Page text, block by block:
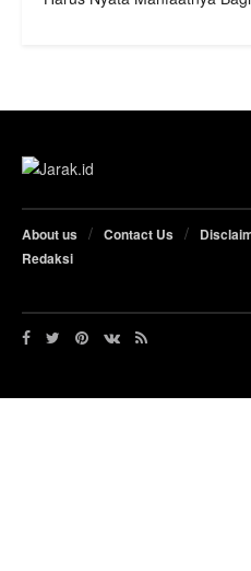
About us Contact Us
Redaksi